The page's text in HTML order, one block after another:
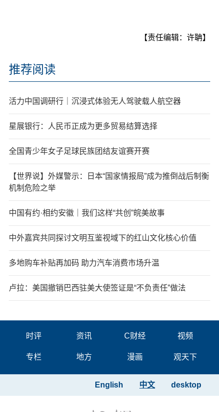
【责任编辑：许聃】
推荐阅读
活力中国调研行｜沉浸式体验无人驾驶载人航空器
星展银行：人民币正成为更多贸易结算选择
全国青少年女子足球民族团结友谊赛开赛
【世界说】外媒警示：日本“国家情报局”成为推倒战后制衡
机制危险之举
中国有约·相约安徽｜我们这样“共创”皖美故事
中外嘉宾共同探讨文明互鉴视域下的红山文化核心价值
多地购车补贴再加码 助力汽车消费市场升温
卢拉：美国撤销巴西驻美大使签证是“不负责任”做法
时评 资讯 C财经 视频
专栏 地方 漫画 观天下
desktop
中文
English